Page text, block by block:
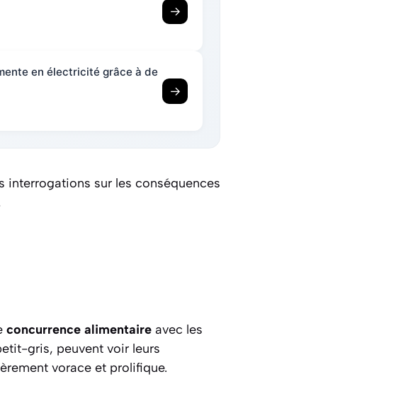
→
en électricité grâce à de
→
sur les conséquences
concurrence alimentaire avec les
gris, peuvent voir leurs
vorace et prolifique.